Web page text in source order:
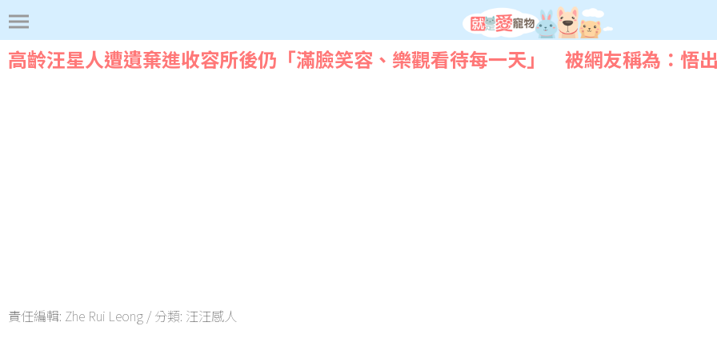
高齡汪星人遭遺棄進收容所後仍「滿臉笑容、樂觀看待每一天」 被網友稱為：悟
責任編輯: Zhe Rui Leong / 分類: 汪汪感人